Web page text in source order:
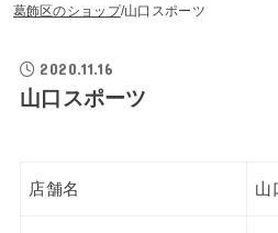
葛飾区のショップ 山口スポーツ
2020.11.16
山口スポーツ
店舗名 山